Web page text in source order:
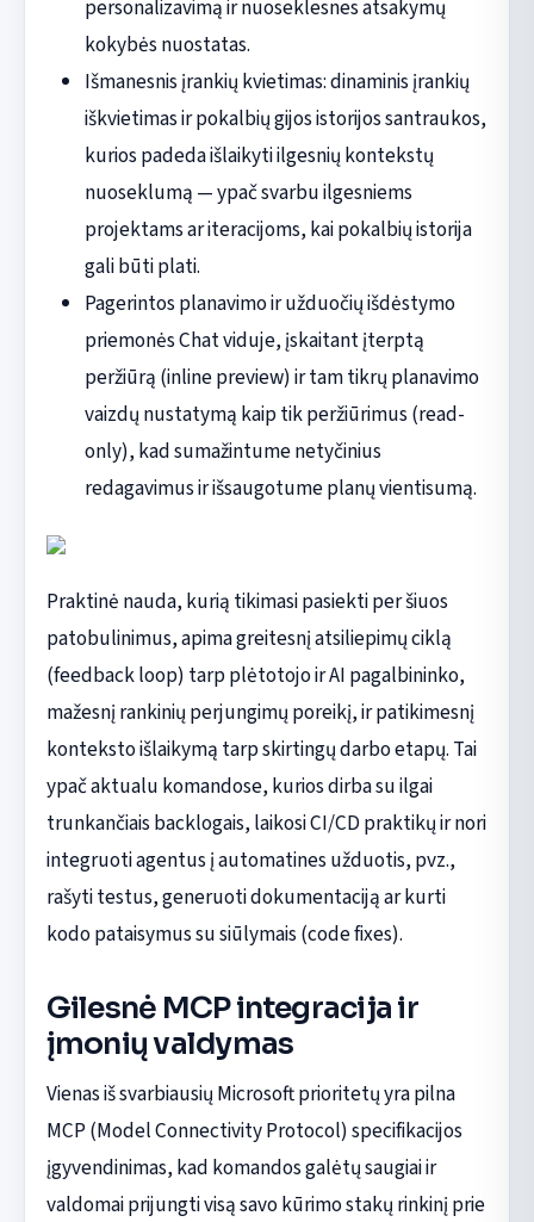
personalizavimą ir nuoseklesnes atsakymų
kokybės nuostatas.
Išmanesnis įrankių kvietimas: dinaminis įrankių
iškvietimas ir pokalbių gijos istorijos santraukos,
kurios padeda išlaikyti ilgesnių kontekstų
nuoseklumą — ypač svarbu ilgesniems
projektams ar iteracijoms, kai pokalbių istorija
gali būti plati.
Pagerintos planavimo ir užduočių išdėstymo
priemonės Chat viduje, įskaitant įterptą
peržiūrą (inline preview) ir tam tikrų planavimo
vaizdų nustatymą kaip tik peržiūrimus (read-
only), kad sumažintume netyčinius
redagavimus ir išsaugotume planų vientisumą.
Praktinė nauda, kurią tikimasi pasiekti per šiuos
patobulinimus, apima greitesnį atsiliepimų ciklą
(feedback loop) tarp plėtotojo ir AI pagalbininko,
mažesnį rankinių perjungimų poreikį, ir patikimesnį
konteksto išlaikymą tarp skirtingų darbo etapų. Tai
ypač aktualu komandose, kurios dirba su ilgai
trunkančiais backlogais, laikosi CI/CD praktikų ir nori
integruoti agentus į automatines užduotis, pvz.,
rašyti testus, generuoti dokumentaciją ar kurti
kodo pataisymus su siūlymais (code fixes).
Gilesnė MCP integracija ir
įmonių valdymas
Vienas iš svarbiausių Microsoft prioritetų yra pilna
MCP (Model Connectivity Protocol) specifikacijos
įgyvendinimas, kad komandos galėtų saugiai ir
valdomai prijungti visą savo kūrimo stakų rinkinį prie